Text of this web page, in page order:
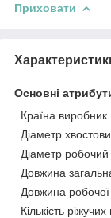
Приховати
Основні
Країна виробник
Діаметр
Діаметр робочий
Довжина
Довжина
Кількість